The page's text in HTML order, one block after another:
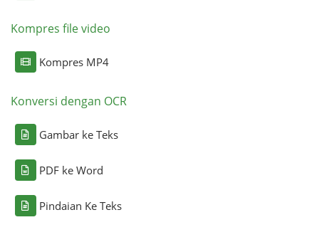
Kompres file video
Kompres MP4
Konversi dengan OCR
Gambar ke Teks
PDF ke Word
Pindaian Ke Teks